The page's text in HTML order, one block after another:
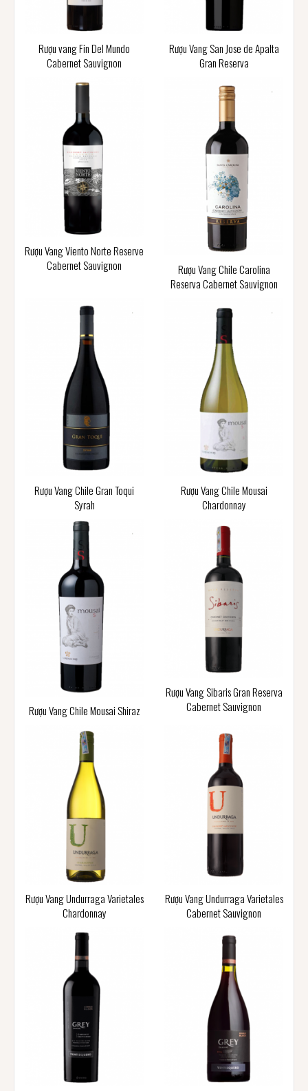
Rượu vang Fin Del Mundo
Cabernet Sauvignon
Rượu Vang San Jose de Apalta
Gran Reserva
Rượu Vang Viento Norte Reserve
Cabernet Sauvignon
Rượu Vang Chile Carolina
Reserva Cabernet Sauvignon
Rượu Vang Chile Gran Toqui
Syrah
Rượu Vang Chile Mousai
Chardonnay
Rượu Vang Chile Mousai Shiraz
Rượu Vang Sibaris Gran Reserva
Cabernet Sauvignon
Rượu Vang Undurraga Varietales
Chardonnay
Rượu Vang Undurraga Varietales
Cabernet Sauvignon